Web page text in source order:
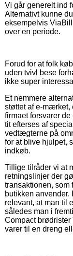
Vi går generelt ind
Alternativt kunne
eksempelvis
over en periode.
Forud for at folk
uden tvivl bese
ikke super
Et nemmere
støttet af e-mærket,
firmaet forsvarer
tit efterses af
vedtægterne på
for at blive hjulpet,
indkøb.
Tillige tilråder vi at
retningslinjer der
transaktionen, som
butikken anvender.
relevant, at man til
således man i
Compact brødrister
varer til en dreng